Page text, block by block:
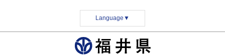
Language ▼